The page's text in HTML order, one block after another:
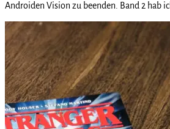
Androiden Vision zu beenden. Band 2 hab